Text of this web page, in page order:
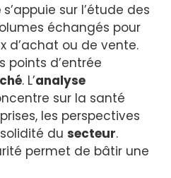
s’appuie sur l’étude des
échangés pour
d’achat ou de vente.
points d’entrée
. L’analyse
sur la santé
les perspectives
du secteur.
permet de bâtir une